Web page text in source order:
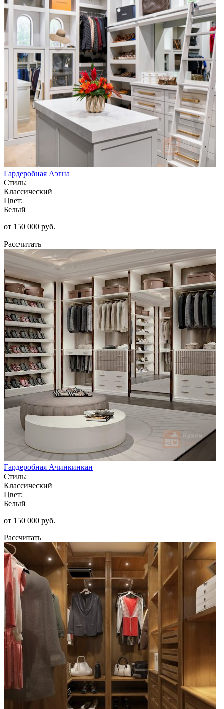
Гардеробная Аэгна
Стиль:
Классический
Цвет:
Белый
от 150 000 руб.
Рассчитать
Гардеробная Ачинкинкан
Стиль:
Классический
Цвет:
Белый
от 150 000 руб.
Рассчитать